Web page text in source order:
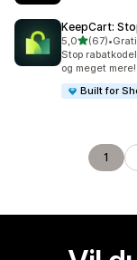
KeepCart:
5,0ud af 5
(67)
67 •
Stop
og meget mere!
Built for
1